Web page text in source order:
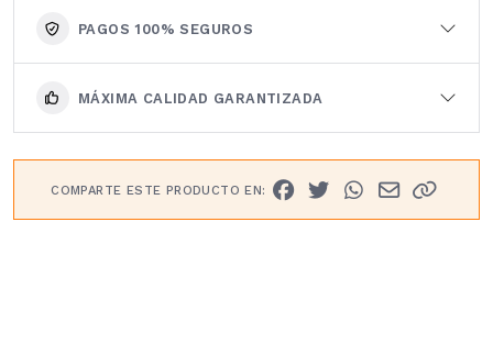
PAGOS 100% SEGUROS
MÁXIMA CALIDAD GARANTIZADA
COMPARTE ESTE PRODUCTO EN: